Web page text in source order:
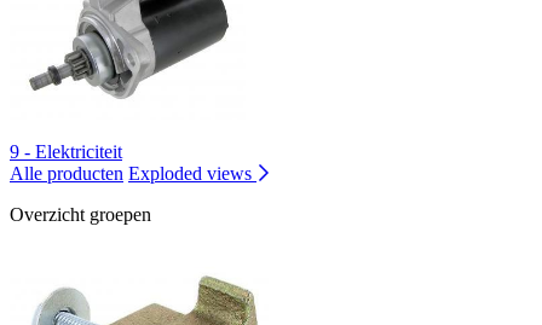
9 - Elektriciteit
Alle producten Exploded views
Overzicht groepen